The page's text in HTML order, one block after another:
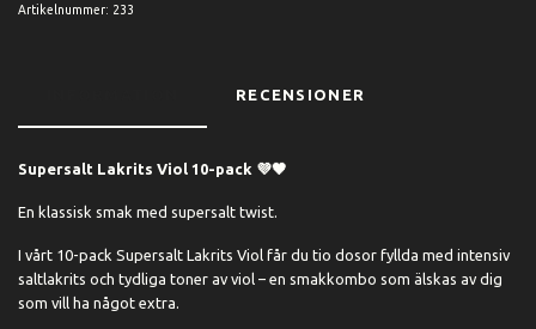
Artikelnummer: 233
RECENSIONER
Supersalt Lakrits Viol 10-pack 💜🖤
En klassisk smak med supersalt twist.
I vårt 10-pack Supersalt Lakrits Viol får du tio dosor fyllda med intensiv
saltlakrits och tydliga toner av viol – en smakkombo som älskas av dig
som vill ha något extra.